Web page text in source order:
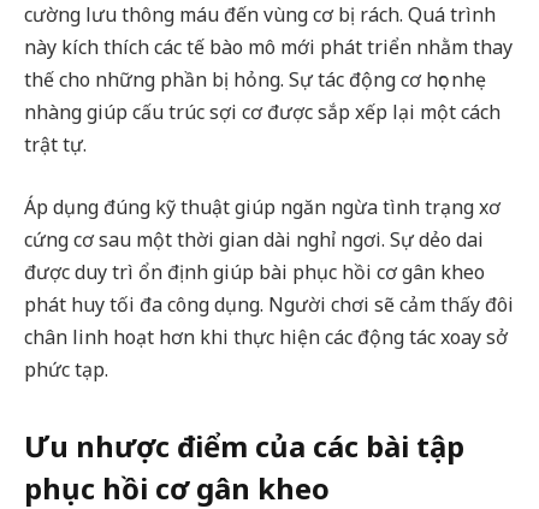
cường lưu thông máu đến vùng cơ bị rách. Quá trình
này kích thích các tế bào mô mới phát triển nhằm thay
thế cho những phần bị hỏng. Sự tác động cơ học nhẹ
nhàng giúp cấu trúc sợi cơ được sắp xếp lại một cách
trật tự.
Áp dụng đúng kỹ thuật giúp ngăn ngừa tình trạng xơ
cứng cơ sau một thời gian dài nghỉ ngơi. Sự dẻo dai
được duy trì ổn định giúp bài phục hồi cơ gân kheo
phát huy tối đa công dụng. Người chơi sẽ cảm thấy đôi
chân linh hoạt hơn khi thực hiện các động tác xoay sở
phức tạp.
Ưu nhược điểm của các bài tập
phục hồi cơ gân kheo